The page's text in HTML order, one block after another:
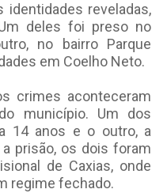
identidades reveladas,
deles foi preso no
no bairro Parque
em Coelho Neto.
crimes aconteceram
município. Um dos
14 anos e o outro, a
prisão, os dois foram
de Caxias, onde
regime fechado.